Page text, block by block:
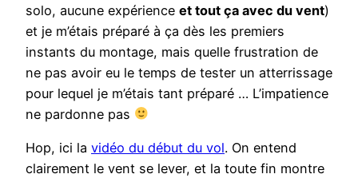
solo, aucune expérience et tout ça avec du vent)
et je m’étais préparé à ça dès les premiers
instants du montage, mais quelle frustration de
ne pas avoir eu le temps de tester un atterrissage
pour lequel je m’étais tant préparé … L’impatience
ne pardonne pas
Hop, ici la vidéo du début du vol. On entend
clairement le vent se lever, et la toute fin montre